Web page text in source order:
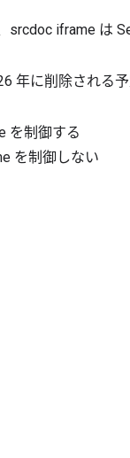
iframe は
年に削除される予
を制御する
を制御しない